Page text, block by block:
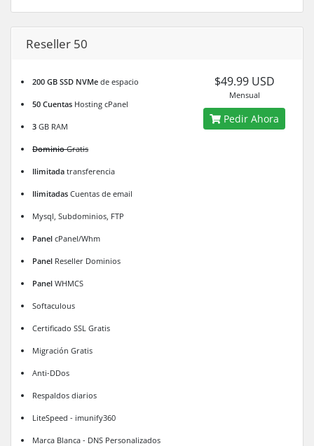
Reseller 50
200 GB SSD NVMe de espacio
50 Cuentas Hosting cPanel
3 GB RAM
DominioGratis
Ilimitada transferencia
IlimitadasCuentas de email
Mysql, Subdominios, FTP
PanelcPanel/Whm
Panel Reseller Dominios
PanelWHMCS
Softaculous
Certificado SSL Gratis
Migración Gratis
Anti-DDos
Respaldos diarios
LiteSpeed - imunify360
Marca Blanca - DNS Personalizados
$49.99 USD
Mensual
Pedir Ahora